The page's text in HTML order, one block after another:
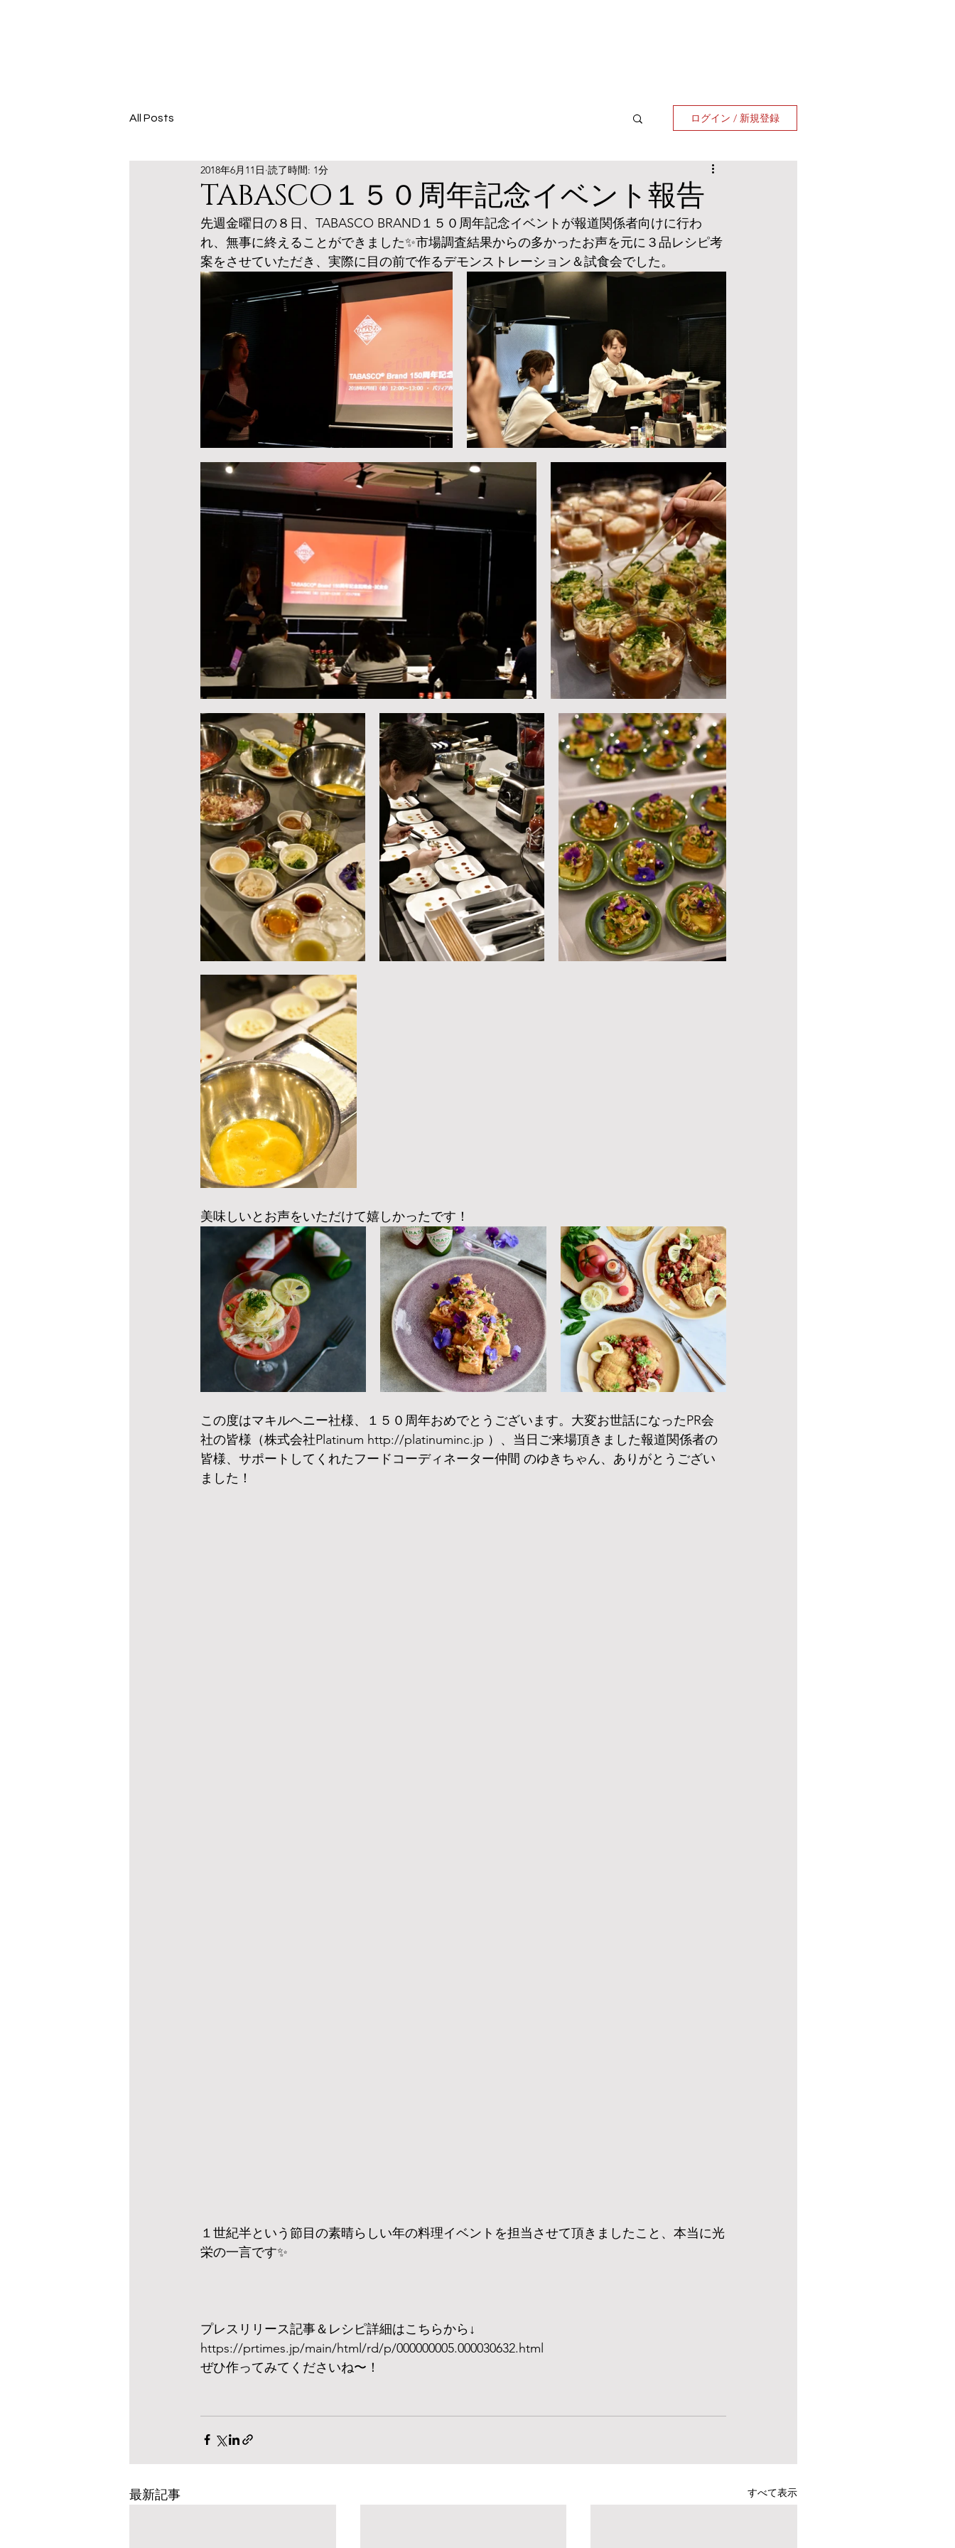
All Posts ログイン / 新規登録
TABASCO１５０周年記念イベント報告
2018年6月11日 読了時間: 1分
先週金曜日の８日、TABASCO BRAND１５０周年記念イベントが報道関係者向けに行わ
れ、無事に終えることができました✨市場調査結果からの多かったお声を元に３品レシピ考
案をさせていただき、実際に目の前で作るデモンストレーション＆試食会でした。
美味しいとお声をいただけて嬉しかったです！
この度はマキルヘニー社様、１５０周年おめでとうございます。大変お世話になったPR会
社の皆様（株式会社Platinum http://platinuminc.jp ）、当日ご来場頂きました報道関係者の
皆様、サポートしてくれたフードコーディネーター仲間 のゆきちゃん、ありがとうござい
ました！
１世紀半という節目の素晴らしい年の料理イベントを担当させて頂きましたこと、本当に光
栄の一言です✨
プレスリリース記事＆レシピ詳細はこちらから↓
https://prtimes.jp/main/html/rd/p/000000005.000030632.html
ぜひ作ってみてくださいね〜！
最新記事 すべて表示